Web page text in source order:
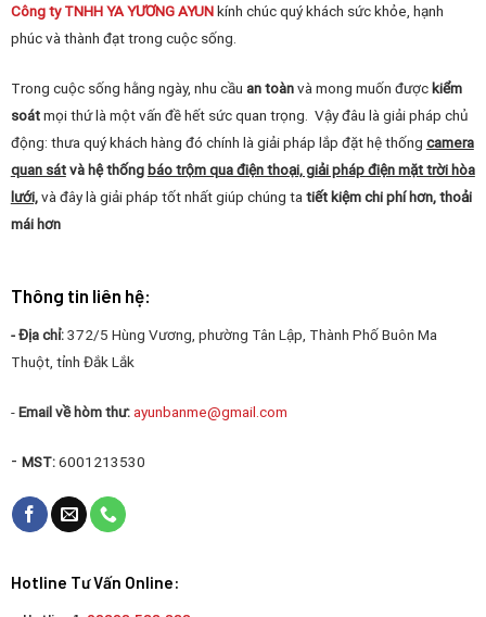
Công ty TNHH YA YƯƠNG AYUNkính chúc quý khách sức khỏe, hạnh
phúc và thành đạt trong cuộc sống.
Trong cuộc sống hằng ngày, nhu cầu an toànvà mong muốn được kiểm
soátmọi thứ là một vấn đề hết sức quan trọng. Vậy đâu là giải pháp chủ
động: thưa quý khách hàng đó chính là giải pháp lắp đặt hệ thống camera
quan sátvà hệ thống báo trộm qua điện thoại, giải pháp điện mặt trời hòa
lưới, và đây là giải pháp tốt nhất giúp chúng ta tiết kiệm chi phí hơn, thoải
mái hơn
Thông tin liên hệ:
- Địa chỉ:372/5 Hùng Vương, phường Tân Lập, Thành Phố Buôn Ma
Thuột, tỉnh Đắk Lắk
-Email về hòm thư:ayunbanme@gmail.com
- MST:6001213530
Hotline Tư Vấn Online: